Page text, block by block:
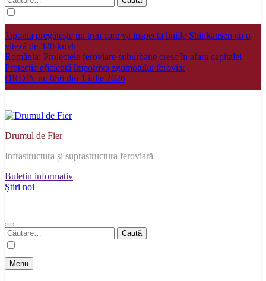
după:
Japonia pregătește un tren care va inspecta liniile Shinkansen cu o
viteză de 320 km/h
România: Proiectele feroviare suburbane cresc în afara capitalei
Protecție eficientă împotriva zgomotului feroviar
ORDIN nr. 656 din 1 iulie 2026
Drumul de Fier
Infrastructura și suprastructura feroviară
Buletin informativ
Știri noi
Caută
după:
Menu